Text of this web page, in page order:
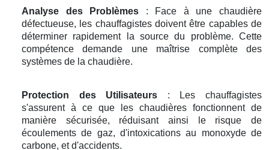
Analyse des Problèmes : Face à une chaudière
défectueuse, les chauffagistes doivent être capables de
déterminer rapidement la source du problème. Cette
compétence demande une maîtrise complète des
systèmes de la chaudière.
Protection des Utilisateurs : Les chauffagistes
s'assurent à ce que les chaudières fonctionnent de
manière sécurisée, réduisant ainsi le risque de
écoulements de gaz, d'intoxications au monoxyde de
carbone, et d'accidents.